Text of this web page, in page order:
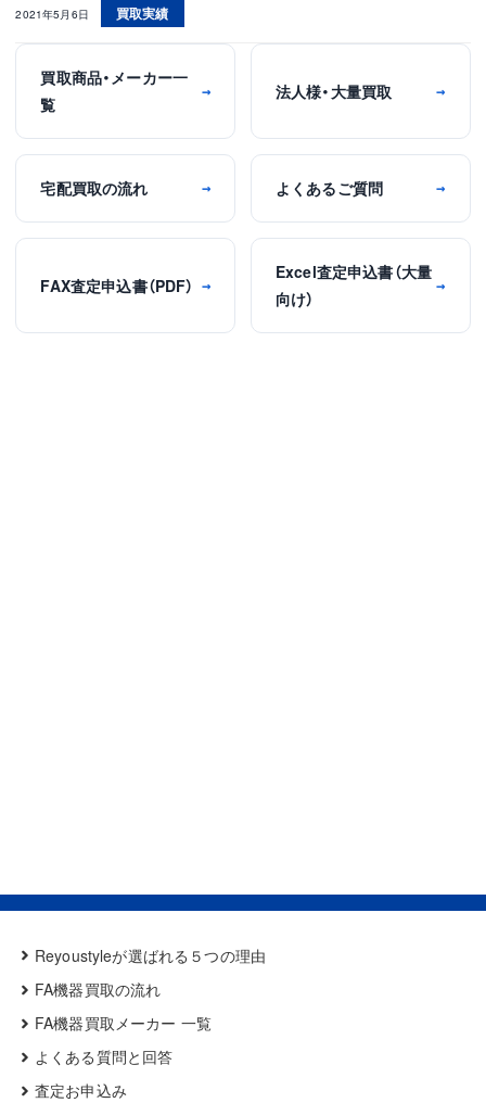
2021年5月6日 買取実績
買取商品・メーカー一
覧
→ 法人様・大量買取 →
宅配買取の流れ → よくあるご質問 →
FAX査定申込書（PDF） →
Excel査定申込書（大量
向け）
→
Reyoustyleが選ばれる５つの理由
FA機器買取の流れ
FA機器買取メーカー 一覧
よくある質問と回答
査定お申込み